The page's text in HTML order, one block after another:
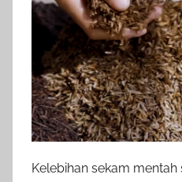
Kelebihan sekam